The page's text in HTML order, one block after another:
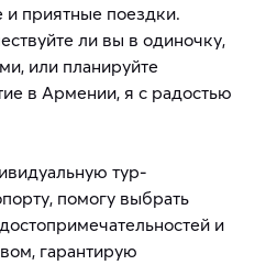
и приятные поездки.
ли вы в одиночку,
или планируйте
в Армении, я с радостью
тур-
помогу выбрать
и
гарантирую